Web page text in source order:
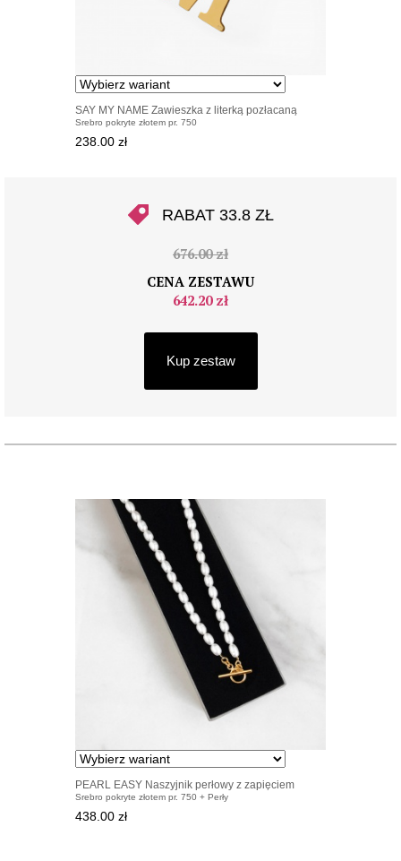
SAY MY NAME Zawieszka z literką pozłacaną
Srebro pokryte złotem pr. 750
238.00 zł
RABAT 33.8 ZŁ
676.00 zł
CENA ZESTAWU
642.20 zł
Kup zestaw
PEARL EASY Naszyjnik perłowy z zapięciem
pozłacanym
Srebro pokryte złotem pr. 750 + Perły
438.00 zł